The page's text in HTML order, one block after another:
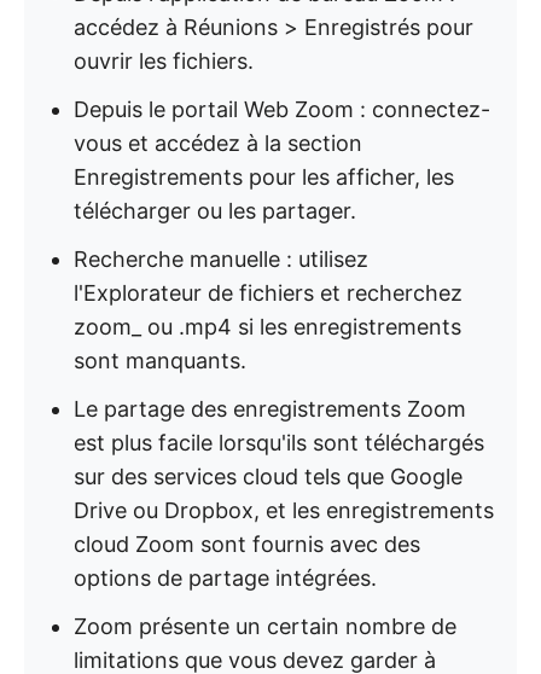
accédez à Réunions > Enregistrés pour
ouvrir les fichiers.
Depuis le portail Web Zoom : connectez-
vous et accédez à la section
Enregistrements pour les afficher, les
télécharger ou les partager.
Recherche manuelle : utilisez
l'Explorateur de fichiers et recherchez
zoom_ ou .mp4 si les enregistrements
sont manquants.
Le partage des enregistrements Zoom
est plus facile lorsqu'ils sont téléchargés
sur des services cloud tels que Google
Drive ou Dropbox, et les enregistrements
cloud Zoom sont fournis avec des
options de partage intégrées.
Zoom présente un certain nombre de
limitations que vous devez garder à